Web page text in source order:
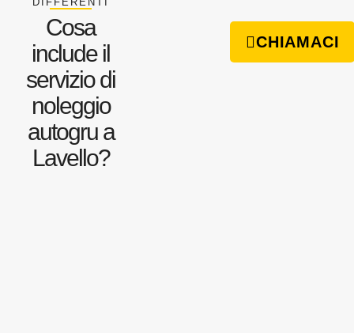
Cosa
include il
servizio di
noleggio
autogru a
Lavello?
CHIAMACI